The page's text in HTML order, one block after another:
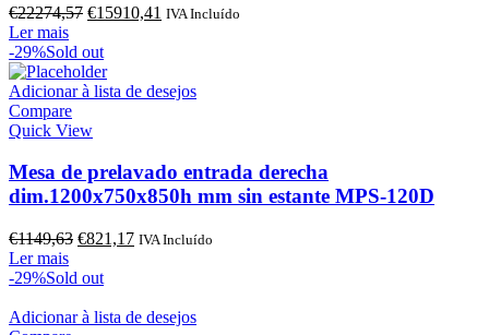
€22274,57 O
original
era:
€22274,57.
€15910,41 O
€15910,41.
IVA Incluído
Ler mais
-29%Sold out
Adicionar à lista de desejos
Compare
Quick View
Mesa de prelavado entrada derecha
dim.1200x750x850h mm sin estante MPS-120D
€1149,63 O
original
€1149,63.
€821,17O
€821,17.
IVA Incluído
Ler mais
-29%Sold out
Adicionar à lista de desejos